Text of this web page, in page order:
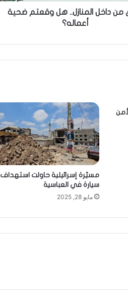
من داخل المنازل.. هل وقعتم ضحية
أعماله؟
مسيّرة إسرائيلية حاولت استهداف
سيارة في العباسية
مايو 28, 2025